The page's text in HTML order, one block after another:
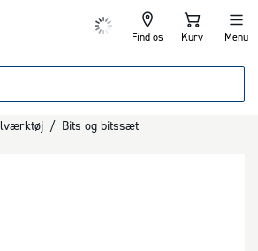
Find os Kurv Menu
/ Bits og bitssæt